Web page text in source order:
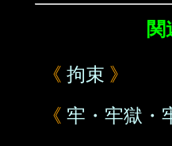
関
《 拘束 》
《 牢・牢獄・